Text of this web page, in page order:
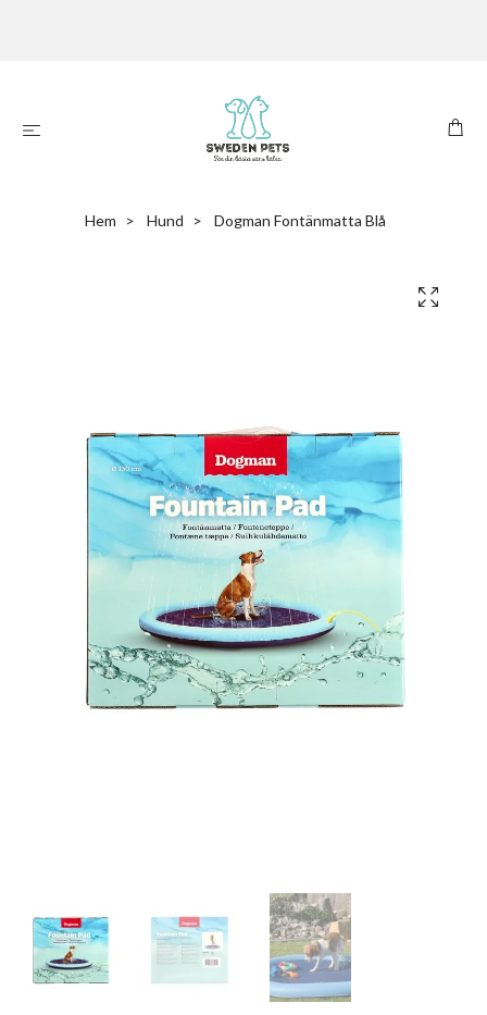
Hem Hund Dogman Fontänmatta Blå